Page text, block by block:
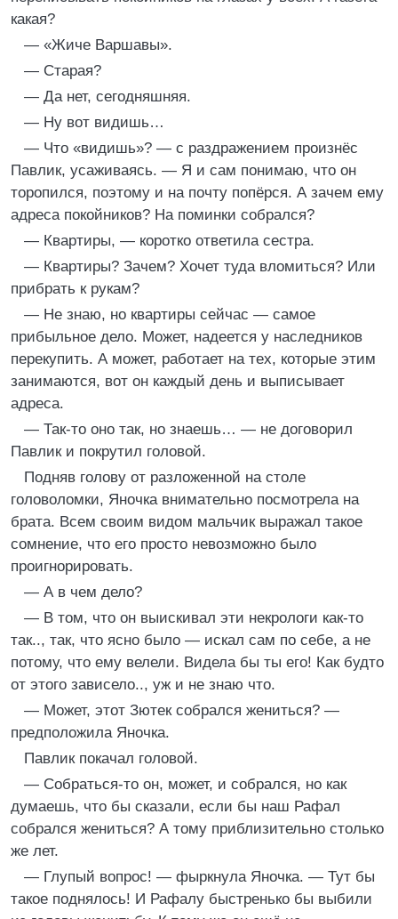
какая?
— «Жиче Варшавы».
— Старая?
— Да нет, сегодняшняя.
— Ну вот видишь…
— Что «видишь»? — с раздражением произнёс
Павлик, усаживаясь. — Я и сам понимаю, что он
торопился, поэтому и на почту попёрся. А зачем ему
адреса покойников? На поминки собрался?
— Квартиры, — коротко ответила сестра.
— Квартиры? Зачем? Хочет туда вломиться? Или
прибрать к рукам?
— Не знаю, но квартиры сейчас — самое
прибыльное дело. Может, надеется у наследников
перекупить. А может, работает на тех, которые этим
занимаются, вот он каждый день и выписывает
адреса.
— Так-то оно так, но знаешь… — не договорил
Павлик и покрутил головой.
Подняв голову от разложенной на столе
головоломки, Яночка внимательно посмотрела на
брата. Всем своим видом мальчик выражал такое
сомнение, что его просто невозможно было
проигнорировать.
— А в чем дело?
— В том, что он выискивал эти некрологи как-то
так.., так, что ясно было — искал сам по себе, а не
потому, что ему велели. Видела бы ты его! Как будто
от этого зависело.., уж и не знаю что.
— Может, этот Зютек собрался жениться? —
предположила Яночка.
Павлик покачал головой.
— Собраться-то он, может, и собрался, но как
думаешь, что бы сказали, если бы наш Рафал
собрался жениться? А тому приблизительно столько
же лет.
— Глупый вопрос! — фыркнула Яночка. — Тут бы
такое поднялось! И Рафалу быстренько бы выбили